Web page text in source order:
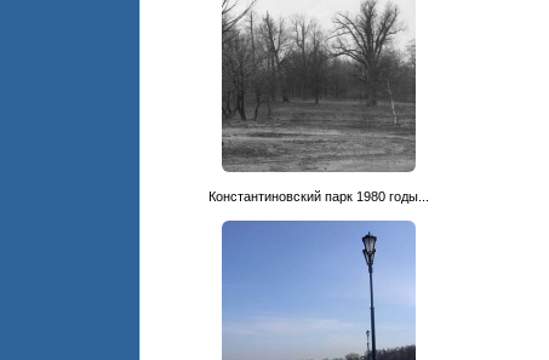
Константиновский парк 1980 годы...